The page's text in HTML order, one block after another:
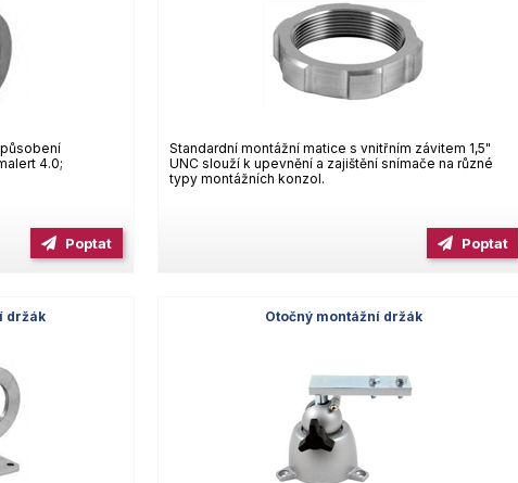
4.0;
Poptat
Standardní montážní matice s vnitřním závitem 1,5"
UNC slouží k upevnění a zajištění snímače na různé
typy montážních konzol.
Poptat
držák Otočný montážní držák